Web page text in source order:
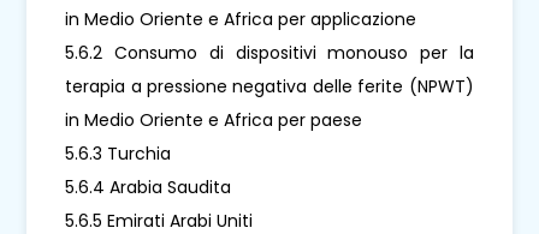
in Medio Oriente e Africa per applicazione
5.6.2 Consumo di dispositivi monouso per la
terapia a pressione negativa delle ferite (NPWT)
in Medio Oriente e Africa per paese
5.6.3 Turchia
5.6.4 Arabia Saudita
5.6.5 Emirati Arabi Uniti